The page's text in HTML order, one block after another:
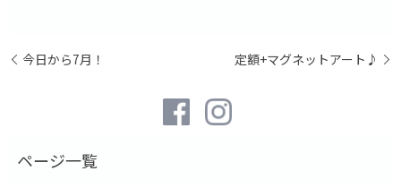
今日から7月！ 定額+マグネットアート♪